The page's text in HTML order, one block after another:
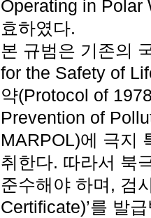
Operating in Polar
효하였다.
본 규범은 기존의
for the Safety of
약(Protocol of
Prevention of
MARPOL)에 극지
취한다. 따라서 북
준수해야 하며, 검
Certificate)’를 발